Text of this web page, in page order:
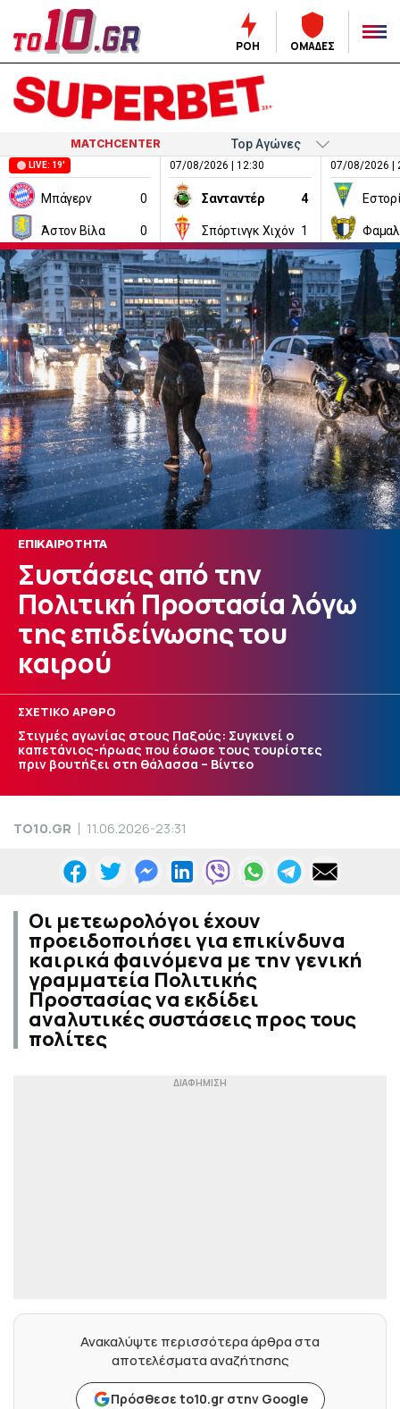
ΡΟΗ ΟΜΑΔΕΣ
MATCHCENTER
07/08/2026 | 12:30
Σανταντέρ 4
Σπόρτινγκ Χιχόν 1
LIVE: 19'
Μπάγερν 0
Άστον Βίλα 0
07/08/2026 |
ΕΠΙΚΑΙΡΟΤΗΤΑ
Συστάσεις από την
Πολιτική Προστασία λόγω
της επιδείνωσης του
καιρού
ΣΧΕΤΙΚΟ ΑΡΘΡΟ
Στιγμές αγωνίας στους Παξούς: Συγκινεί ο
καπετάνιος-ήρωας που έσωσε τους τουρίστες
πριν βουτήξει στη θάλασσα – Βίντεο
TO10.GR 11.06.2026-23:31
Οι μετεωρολόγοι έχουν
προειδοποιήσει για επικίνδυνα
καιρικά φαινόμενα με την γενική
γραμματεία Πολιτικής
Προστασίας να εκδίδει
αναλυτικές συστάσεις προς τους
πολίτες
Ανακαλύψτε περισσότερα άρθρα στα
αποτελέσματα αναζήτησης
Πρόσθεσε to10.gr στην Google